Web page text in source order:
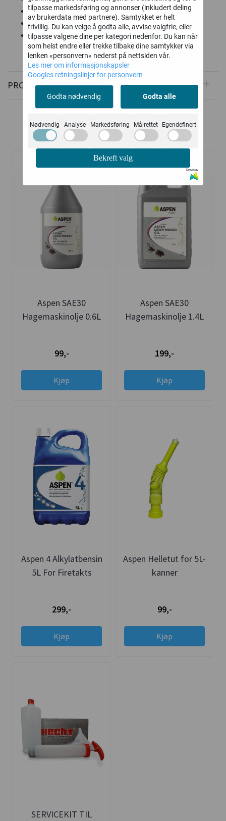
Materiale: stå
Oppsamler: 45
2 års garanti
PRODUSENT
Relaterte produkter
Aspen SAE30
Hagemaskinolje 0.6L
99,-
Kjøp
Aspen SAE30
Hagemaskinolje 1.4L
199,-
Kjøp
Aspen 4 Alkylatbensin
5L For Firetakts
299,-
Kjøp
Aspen Helletut for 5L-
kanner
99,-
Kjøp
SERVICEKIT TIL
tilpasse markedsføring og annonser (inkludert deling
av brukerdata med partnere). Samtykket er helt
frivillig. Du kan velge å godta alle, avvise valgfrie, eller
tilpasse valgene dine per kategori nedenfor. Du kan når
som helst endre eller trekke tilbake dine samtykker via
lenken «personvern» nederst på nettsiden vår.
Les mer om informasjonskapsler
Googles retningslinjer for personvern
Godta nødvendig Godta alle
Nødvendig Analyse Markedsføring Målrettet Egendefinert
Bekreft valg
Drevet av